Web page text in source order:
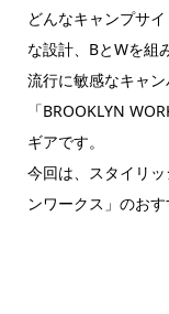
どんなキャンプサ
な設計、BとWを組
流行に敏感なキャ
「BROOKLYN
ギアです。
今回は、スタイリ
ンワークス」のお